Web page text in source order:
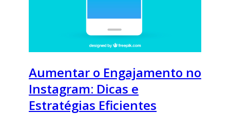
Aumentar o Engajamento no
Instagram: Dicas e
Estratégias Eficientes